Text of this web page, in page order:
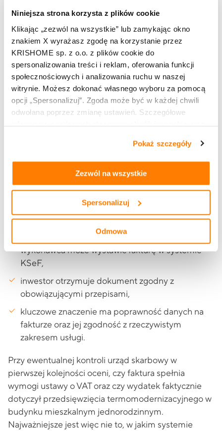
Niniejsza strona korzysta z plików cookie
Klikając „zezwól na wszystkie” lub zamykając okno
znakiem X wyrażasz zgodę na korzystanie przez
KRISHOME sp. z o.o. z plików cookie do
spersonalizowania treści i reklam, oferowania funkcji
społecznościowych i analizowania ruchu w naszej
witrynie. Możesz dokonać własnego wyboru za pomocą
opcji „Spersonalizuj”. Zgoda może być w każdej chwili
odwołana poprzez zmianę ustawień. Szczegółowe
informacje o rodzajach stosowanych plików cookie oraz
tym, jak korzystasz z naszej witryny, znajdziesz w
zakładkach „szczegóły”, „o plikach cookie” orazPolityce
prywatności i cookies.
Pokaż szczegóły
Zezwól na wszystkie
Spersonalizuj
Odmowa
Warto przechowywać komplet dokumentów –
fakturę, potwierdzenie płatności oraz
ewentualną specyfikację techniczną produktu. W
przypadku kontroli urząd analizuje nie tylko sam
dokument księgowy, ale także zasadność
odliczenia w kontekście inwestycji.
Co trzeba wiedzieć o KSeF w
termomodernizacyjnej?
W kontekście ulgi termomodernizacyjnej Krajowy
System e-Faktur nie zmienia sytuacji inwestora
prywatnego. Osoba fizyczna korzystająca z ulgi nie
wystawia faktur i nie rozlicza ich w systemie KSeF.
Warto jednak wiedzieć, że:
wykonawca może wystawić fakturę w systemie
KSeF,
inwestor otrzymuje dokument zgodny z
obowiązującymi przepisami,
kluczowe znaczenie ma poprawność danych na
fakturze oraz jej zgodność z rzeczywistym
zakresem usługi.
Przy ewentualnej kontroli urząd skarbowy w
pierwszej kolejności oceni, czy faktura spełnia
wymogi ustawy o VAT oraz czy wydatek faktycznie
dotyczył przedsięwzięcia termomodernizacyjnego w
budynku mieszkalnym jednorodzinnym.
Najważniejsze jest więc nie to, w jakim systemie